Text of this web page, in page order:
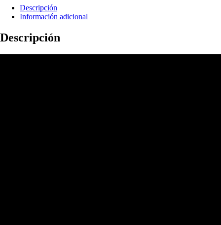
Descripción
Información adicional
Descripción